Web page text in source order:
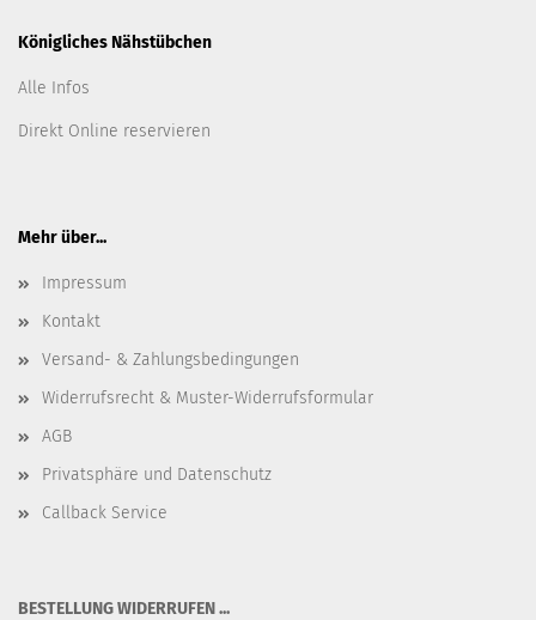
Königliches Nähstübchen
Alle Infos
Direkt Online reservieren
Mehr über...
Impressum
Kontakt
Versand- & Zahlungsbedingungen
Widerrufsrecht & Muster-Widerrufsformular
AGB
Privatsphäre und Datenschutz
Callback Service
BESTELLUNG WIDERRUFEN ...